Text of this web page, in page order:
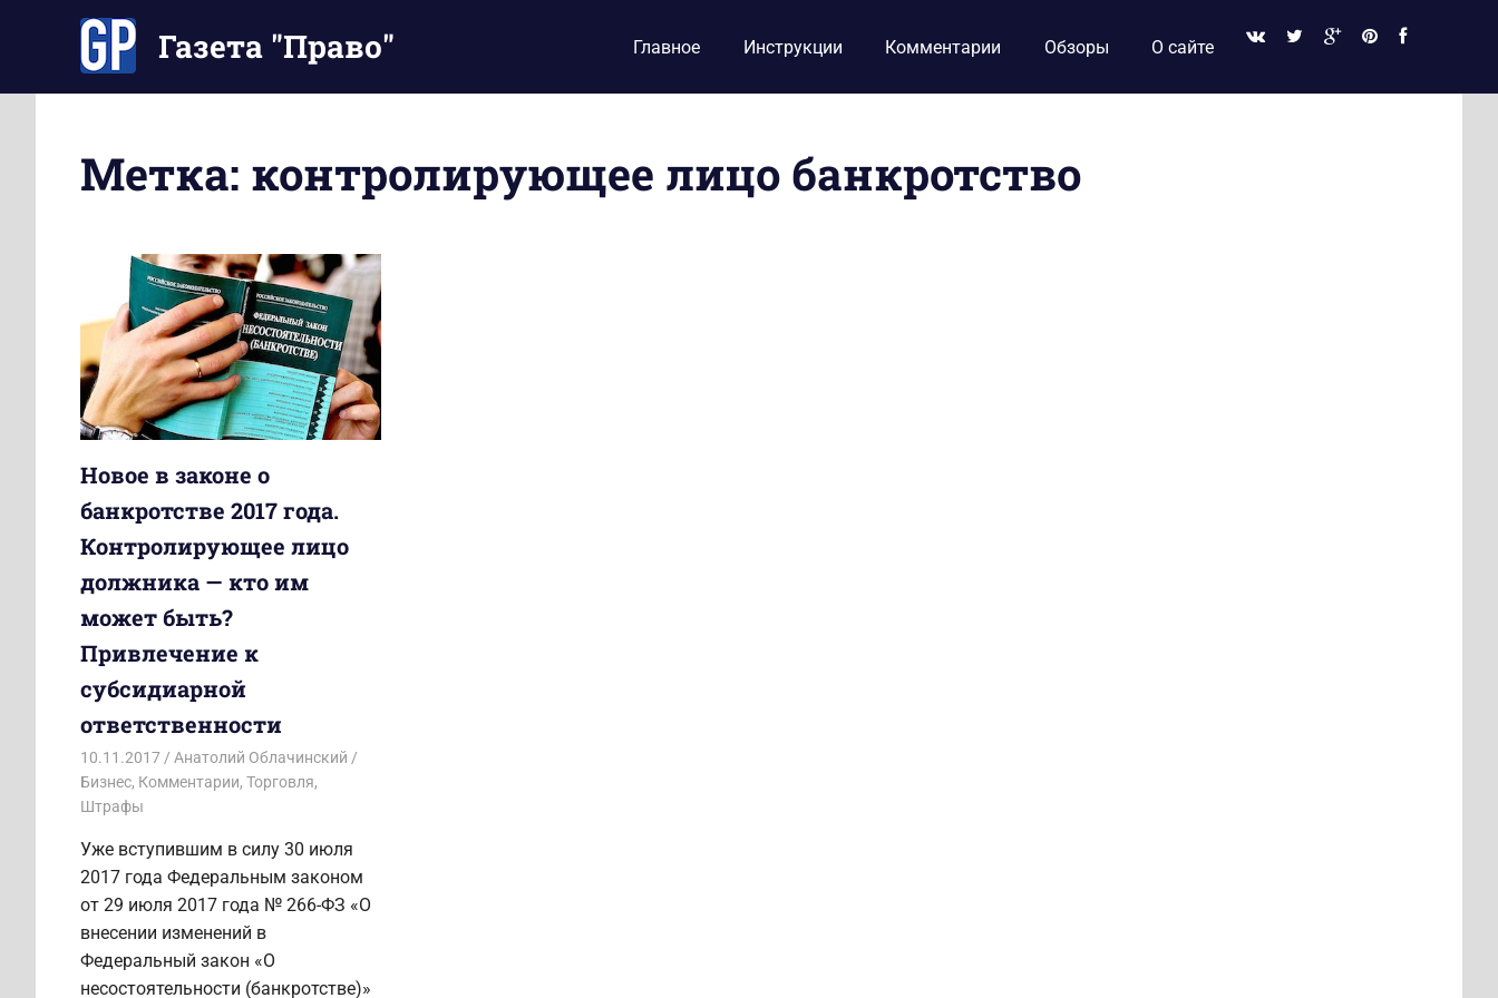
содержимому
Газета "Право"
Ваше
время
Главное Инструкции Комментарии Обзоры О сайте
Метка: контролирующее лицо банкротство
Новое в законе о
банкротстве 2017 года.
Контролирующее лицо
должника — кто им
может быть?
Привлечение к
субсидиарной
ответственности
10.11.2017
Анатолий Облачинский
Бизнес, Комментарии, Торговля,
Штрафы
Уже вступившим в силу 30 июля
2017 года Федеральным законом
от 29 июля 2017 года № 266-ФЗ «О
внесении изменений в
Федеральный закон «О
несостоятельности (банкротстве)»